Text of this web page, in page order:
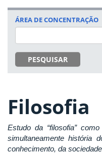
ÁREA DE CONCENTRAÇÃO
PESQUISAR
Filosofia
Estudo da “filosofia”
simultaneamente história
conhecimento, da